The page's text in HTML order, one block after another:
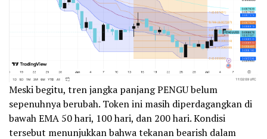
Meski begitu, tren jangka panjang PENGU belum
sepenuhnya berubah. Token ini masih diperdagangkan di
bawah EMA 50 hari, 100 hari, dan 200 hari. Kondisi
tersebut menunjukkan bahwa tekanan bearish dalam